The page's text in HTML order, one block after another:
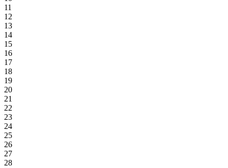
11
12
13
14
15
16
17
18
19
20
21
22
23
24
25
26
27
28